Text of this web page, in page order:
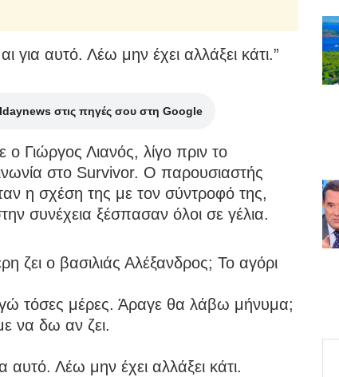
αυτό. Λέω μην έχει αλλάξει κάτι.”
στις πηγές σου στη Google
ο Γιώργος Λιανός, λίγο πριν το
στο Survivor. Ο παρουσιαστής
η σχέση της με τον σύντροφό της,
συνέχεια ξέσπασαν όλοι σε γέλια.
ζει ο βασιλιάς Αλέξανδρος; Το αγόρι
τόσες μέρες. Άραγε θα λάβω μήνυμα;
να δω αν ζει.
Λέω μην έχει αλλάξει κάτι.